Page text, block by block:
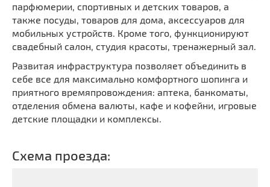
парфюмерии, спортивных и детских товаров, а
также посуды, товаров для дома, аксессуаров для
мобильных устройств. Кроме того, функционируют
свадебный салон, студия красоты, тренажерный зал.
Развитая инфраструктура позволяет объединить в
себе все для максимально комфортного шопинга и
приятного времяпровождения: аптека, банкоматы,
отделения обмена валюты, кафе и кофейни, игровые
детские площадки и комплексы.
Схема проезда: